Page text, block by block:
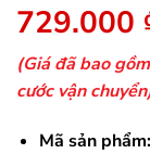
729.000
(Giá đã bao
cước vận
Mã sản phẩm: